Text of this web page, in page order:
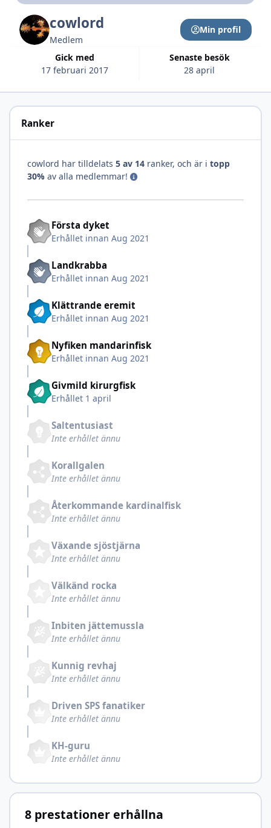
cowlord
Medlem
Gick med
17 februari 2017
Senaste besök
28 april
Min profil
Ranker
cowlord har tilldelats 5 av 14 ranker, och är i topp
30% av alla medlemmar!
Första dyket
Erhållet innan Aug 2021
Landkrabba
Erhållet innan Aug 2021
Klättrande eremit
Erhållet innan Aug 2021
Nyfiken mandarinfisk
Erhållet innan Aug 2021
Givmild kirurgfisk
Erhållet 1 april
Saltentusiast
Inte erhållet ännu
Korallgalen
Inte erhållet ännu
Återkommande kardinalfisk
Inte erhållet ännu
Växande sjöstjärna
Inte erhållet ännu
Välkänd rocka
Inte erhållet ännu
Inbiten jättemussla
Inte erhållet ännu
Kunnig revhaj
Inte erhållet ännu
Driven SPS fanatiker
Inte erhållet ännu
KH-guru
Inte erhållet ännu
8 prestationer erhållna